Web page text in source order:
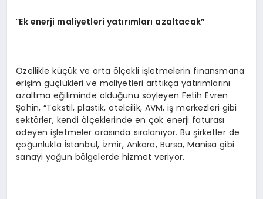
“Ek enerji maliyetleri yatırımları azaltacak”
Özellikle küçük ve orta ölçekli işletmelerin finansmana
erişim güçlükleri ve maliyetleri arttıkça yatırımlarını
azaltma eğiliminde olduğunu söyleyen Fetih Evren
Şahin, “Tekstil, plastik, otelcilik, AVM, iş merkezleri gibi
sektörler, kendi ölçeklerinde en çok enerji faturası
ödeyen işletmeler arasında sıralanıyor. Bu şirketler de
çoğunlukla İstanbul, İzmir, Ankara, Bursa, Manisa gibi
sanayi yoğun bölgelerde hizmet veriyor.